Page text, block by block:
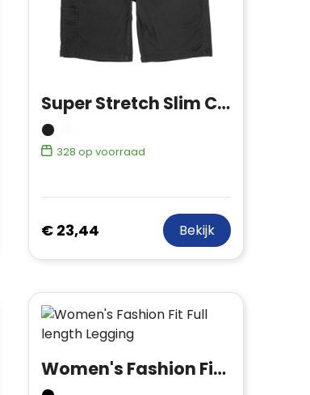
Super Stretch Slim Chino Shorts
328 op voorraad
€ 23,44 Bekijk
Women's Fashion Fit Full length Legging